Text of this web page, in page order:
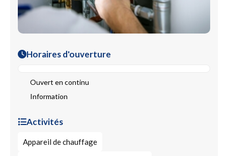
Horaires d'ouverture
Ouvert en continu
Information
Activités
Appareil de chauffage